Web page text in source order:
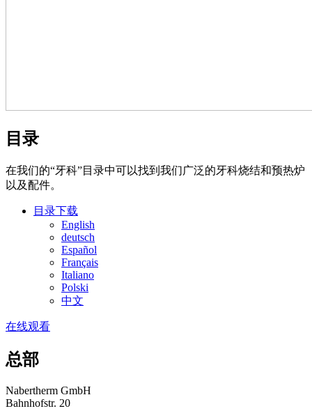
目录
在我们的“牙科”目录中可以找到我们广泛的牙科烧结和预热炉
以及配件。
目录下载
English
deutsch
Español
Français
Italiano
Polski
中文
在线观看
总部
Nabertherm GmbH
Bahnhofstr. 20